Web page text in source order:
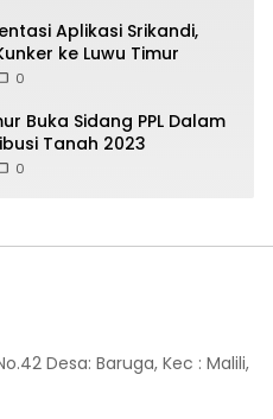
Aplikasi Srikandi,
ke Luwu Timur
0
Buka Sidang PPL Dalam
Tanah 2023
0
Desa: Baruga, Kec : Malili,